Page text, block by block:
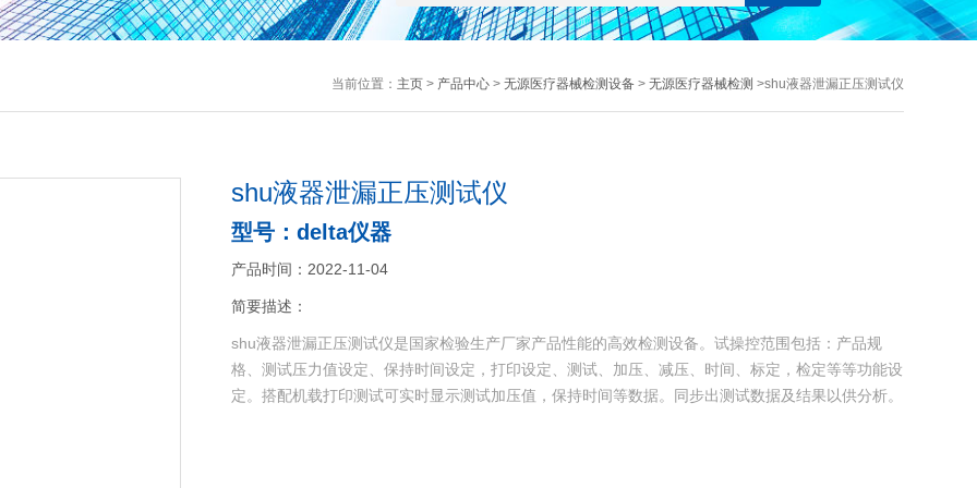
当前位置： 主页> 产品中心> 无源医疗器械检测设备> 无源医疗器械检测 >shu液器泄漏正压测试仪
shu液器泄漏正压测试仪
型号：delta仪器
产品时间：2022-11-04
简要描述：
shu液器泄漏正压测试仪是国家检验生产厂家产品性能的高效检测设备。试操控范围包括：产品规
格、测试压力值设定、保持时间设定，打印设定、测试、加压、减压、时间、标定，检定等等功能设
定。搭配机载打印测试可实时显示测试加压值，保持时间等数据。同步出测试数据及结果以供分析。